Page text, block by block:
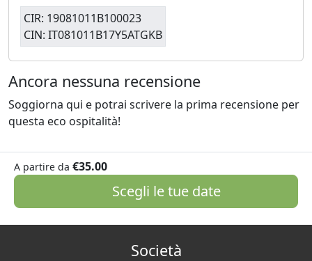
CIR: 19081011B100023
CIN: IT081011B17Y5ATGKB
Ancora nessuna recensione
Soggiorna qui e potrai scrivere la prima recensione per
questa eco ospitalità!
A partire da €35.00
Scegli le tue date
Società